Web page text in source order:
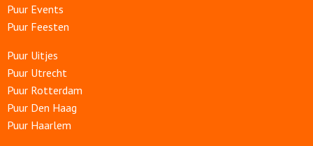
Puur Events
Puur Feesten
Puur Uitjes
Puur Utrecht
Puur Rotterdam
Puur Den Haag
Puur Haarlem